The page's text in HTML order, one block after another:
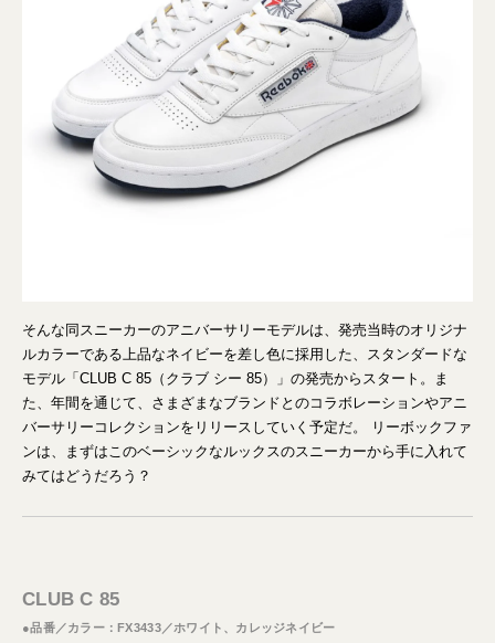
そんな同スニーカーのアニバーサリーモデルは、発売当時のオリジナ
ルカラーである上品なネイビーを差し色に採用した、スタンダードな
モデル「CLUB C 85（クラブ シー 85）」の発売からスタート。ま
た、年間を通じて、さまざまなブランドとのコラボレーションやアニ
バーサリーコレクションをリリースしていく予定だ。 リーボックファ
ンは、まずはこのベーシックなルックスのスニーカーから手に入れて
みてはどうだろう？
CLUB C 85
●品番／カラー：FX3433／ホワイト、カレッジネイビー